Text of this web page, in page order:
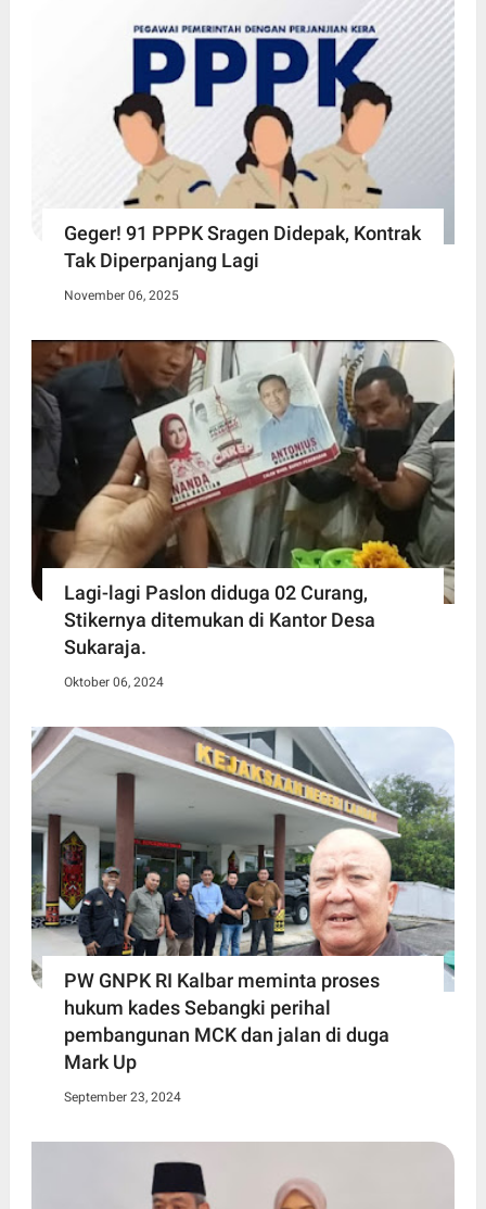
Geger! 91 PPPK Sragen Didepak, Kontrak
Tak Diperpanjang Lagi
November 06, 2025
Lagi-lagi Paslon diduga 02 Curang,
Stikernya ditemukan di Kantor Desa
Sukaraja.
Oktober 06, 2024
PW GNPK RI Kalbar meminta proses
hukum kades Sebangki perihal
pembangunan MCK dan jalan di duga
Mark Up
September 23, 2024